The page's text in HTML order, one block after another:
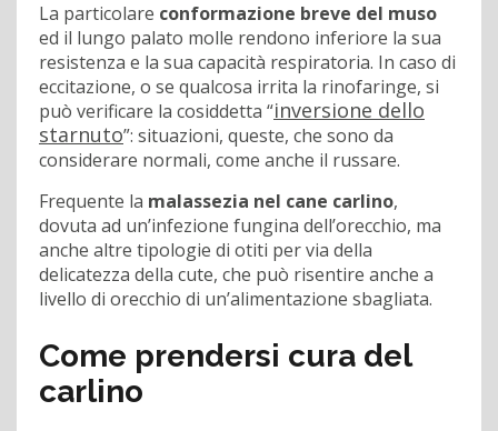
La particolare conformazione breve del muso
ed il lungo palato molle rendono inferiore la sua
resistenza e la sua capacità respiratoria. In caso di
eccitazione, o se qualcosa irrita la rinofaringe, si
può verificare la cosiddetta “inversione dello
starnuto”: situazioni, queste, che sono da
considerare normali, come anche il russare.
Frequente la malassezia nel cane carlino,
dovuta ad un’infezione fungina dell’orecchio, ma
anche altre tipologie di otiti per via della
delicatezza della cute, che può risentire anche a
livello di orecchio di un’alimentazione sbagliata.
Come prendersi cura del
carlino